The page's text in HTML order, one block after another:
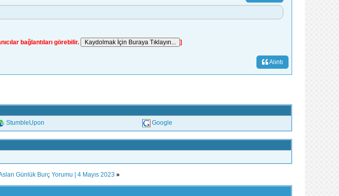
bağlantıları görebilir. ]
Alıntı
StumbleUpon Google
Günlük Burç Yorumu | 4 Mayıs 2023 »